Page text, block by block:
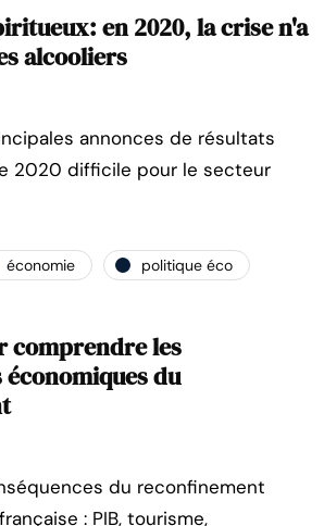
en 2020, la crise n'a
alcooliers
annonces de résultats
2020 difficile pour le secteur
économie
politique éco
comprendre les
économiques du
du reconfinement
: PIB, tourisme,